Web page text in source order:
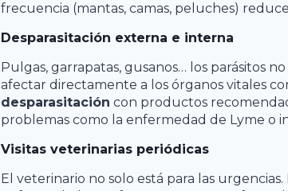
frecuencia (mantas, camas, peluches)
Desparasitación externa e interna
Pulgas, garrapatas, gusanos… los parásitos
afectar directamente a los órganos vitales
desparasitación con productos
problemas como la enfermedad de Lyme o
Visitas veterinarias periódicas
El veterinario no solo está para las urgencias.